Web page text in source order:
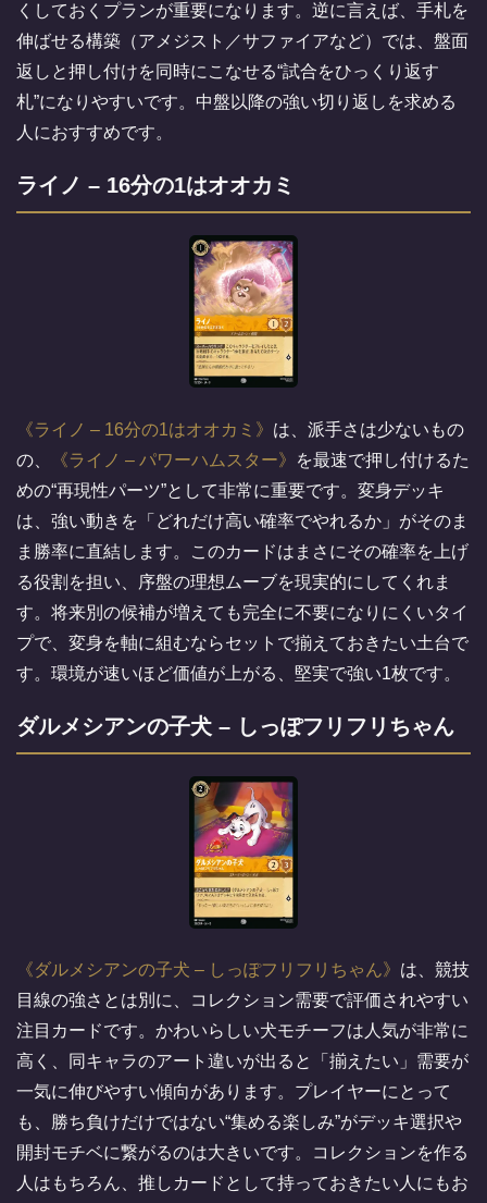
くしておくプランが重要になります。逆に言えば、手札を
伸ばせる構築（アメジスト／サファイアなど）では、盤面
返しと押し付けを同時にこなせる“試合をひっくり返す
札”になりやすいです。中盤以降の強い切り返しを求める
人におすすめです。
ライノ – 16分の1はオオカミ
ライノ – 16分の1はオオカミ
は、派手さは少ないもの
の、
ライノ – パワーハムスター
を最速で押し付けるた
めの“再現性パーツ”として非常に重要です。変身デッキ
は、強い動きを「どれだけ高い確率でやれるか」がそのま
ま勝率に直結します。このカードはまさにその確率を上げ
る役割を担い、序盤の理想ムーブを現実的にしてくれま
す。将来別の候補が増えても完全に不要になりにくいタイ
プで、変身を軸に組むならセットで揃えておきたい土台で
す。環境が速いほど価値が上がる、堅実で強い1枚です。
ダルメシアンの子犬 – しっぽフリフリちゃん
ダルメシアンの子犬 – しっぽフリフリちゃん
は、競技
目線の強さとは別に、コレクション需要で評価されやすい
注目カードです。かわいらしい犬モチーフは人気が非常に
高く、同キャラのアート違いが出ると「揃えたい」需要が
一気に伸びやすい傾向があります。プレイヤーにとって
も、勝ち負けだけではない“集める楽しみ”がデッキ選択や
開封モチベに繋がるのは大きいです。コレクションを作る
人はもちろん、推しカードとして持っておきたい人にもお